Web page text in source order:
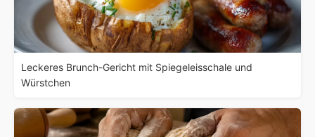
Leckeres Brunch-Gericht mit Spiegeleisschale und
Würstchen